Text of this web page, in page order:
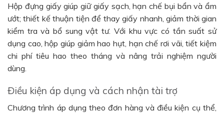
Hộp đựng giấy giúp giữ giấy sạch, hạn chế bụi bẩn và ẩm
ướt; thiết kế thuận tiện để thay giấy nhanh, giảm thời gian
kiểm tra và bổ sung vật tư. Với khu vực có tần suất sử
dụng cao, hộp giúp giảm hao hụt, hạn chế rơi vãi, tiết kiệm
chi phí tiêu hao theo tháng và nâng trải nghiệm người
dùng.
Điều kiện áp dụng và cách nhận tài trợ
Chương trình áp dụng theo đơn hàng và điều kiện cụ thể,